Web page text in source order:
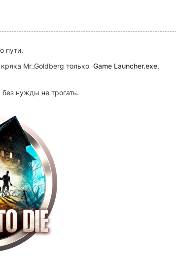
пути.
Mr_Goldberg только Game Launcher.exe,
нужды не трогать.